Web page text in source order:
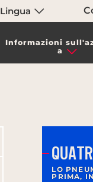
Lingua
Informazioni
a
LO
PRIMA,